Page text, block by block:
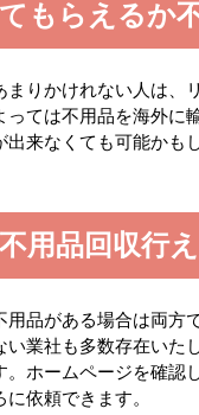
てもらえるか
まりかけれない人は、
っては不用品を海外に
出来なくても可能かも
不用品回収行
用品がある場合は両方
い業社も多数存在いた
。ホームページを確認
依頼できます。